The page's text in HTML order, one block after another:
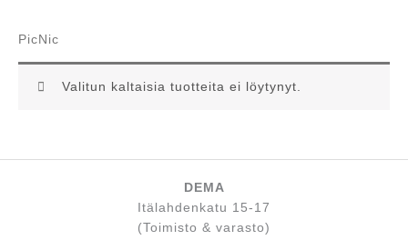
PicNic
Valitun kaltaisia tuotteita ei löytynyt.
DEMA
Itälahdenkatu 15-17
(Toimisto & varasto)